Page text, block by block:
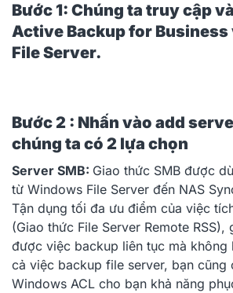
Bước 4: Để kiểm tra port ở
ta truy cập vào trang web
tra
Bước 6: Chọn folder mà bạn
Next.
Bước 7: Tạo task để quản lý và
liệu trên NAS
Bước 8: Ở đây chúng ta lựa
trữ
Bước 9: Tiếp tục cho và chọn
Bước 1: Chúng ta truy cập
Active Backup for Business
File Server.
Bước 2 : Nhấn vào add
chúng ta có 2 lựa chọn
Server SMB: Giao thức SMB được
từ Windows File Server đến NAS
Tận dụng tối đa ưu điểm của việc
(Giao thức File Server Remote
được việc backup liên tục mà không
cả việc backup file server, bạn cũng
Windows ACL cho bạn khả năng